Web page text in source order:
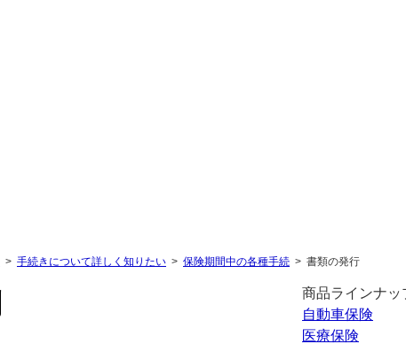
手続きについて詳しく知りたい 保険期間中の各種手続 書類の発行
商品ラインナッ
自動車保険
医療保険